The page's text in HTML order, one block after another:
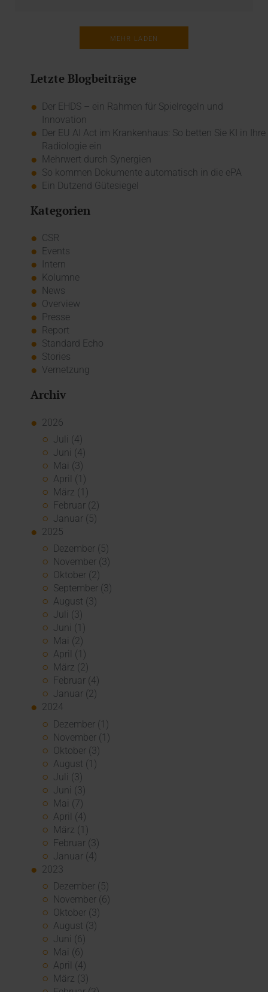
MEHR LADEN
Letzte Blogbeiträge
Der EHDS – ein Rahmen für Spielregeln und
Innovation
Der EU AI Act im Krankenhaus: So betten Sie KI in Ihre
Radiologie ein
Mehrwert durch Synergien
So kommen Dokumente automatisch in die ePA
Ein Dutzend Gütesiegel
Kategorien
CSR
Events
Intern
Kolumne
News
Overview
Presse
Report
Standard Echo
Stories
Vernetzung
Archiv
2026
Juli (4)
Juni (4)
Mai (3)
April (1)
März (1)
Februar (2)
Januar (5)
2025
Dezember (5)
November (3)
Oktober (2)
September (3)
August (3)
Juli (3)
Juni (1)
Mai (2)
April (1)
März (2)
Februar (4)
Januar (2)
2024
Dezember (1)
November (1)
Oktober (3)
August (1)
Juli (3)
Juni (3)
Mai (7)
April (4)
März (1)
Februar (3)
Januar (4)
2023
Dezember (5)
November (6)
Oktober (3)
August (3)
Juni (6)
Mai (6)
April (4)
März (3)